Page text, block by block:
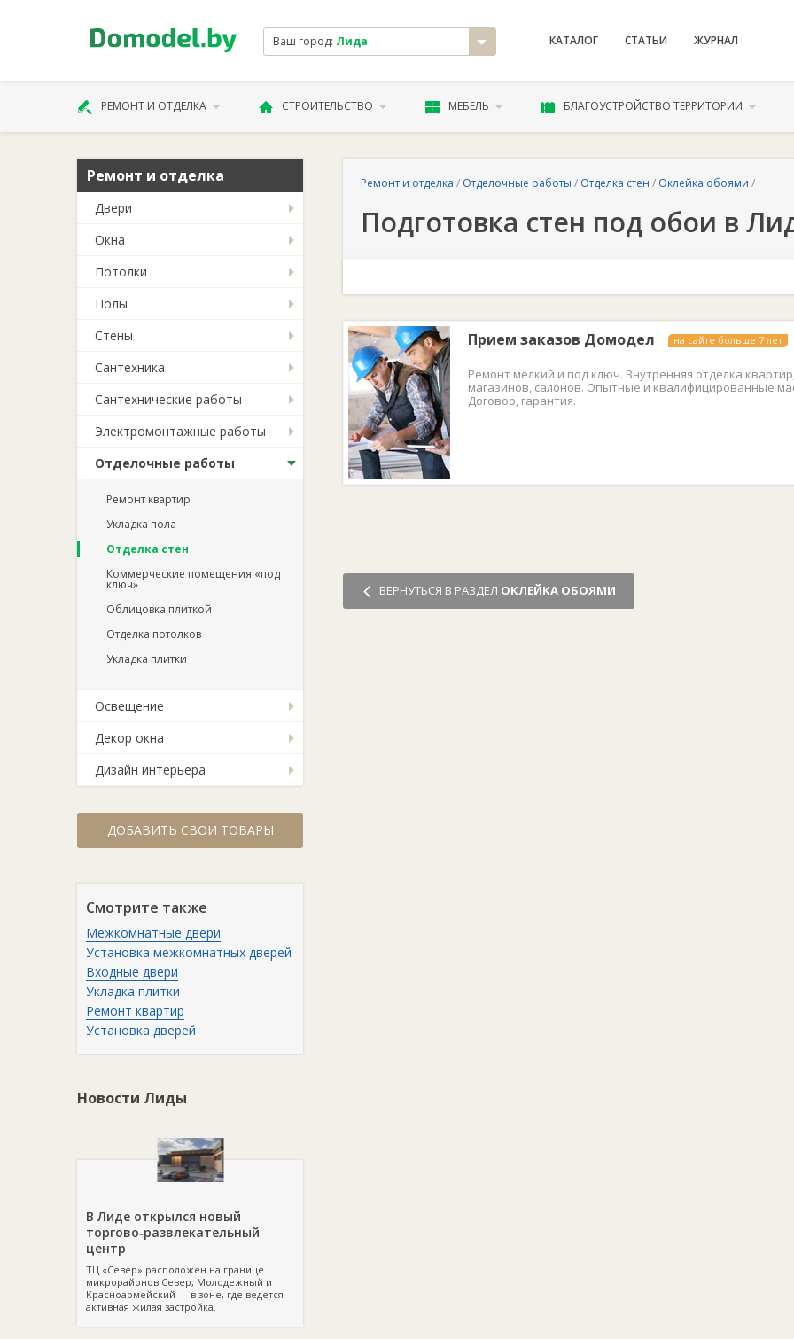
Ваш город: Лида КАТАЛОГ СТАТЬИ ЖУРНАЛ
РЕМОНТ И ОТДЕЛКА СТРОИТЕЛЬСТВО МЕБЕЛЬ БЛАГОУСТРОЙСТВО ТЕРРИТОРИИ
Ремонт и отделка
Двери
Окна
Потолки
Полы
Стены
Сантехника
Сантехнические работы
Электромонтажные работы
Отделочные работы
Ремонт квартир
Укладка пола
Отделка стен
Коммерческие помещения «под
ключ»
Облицовка плиткой
Отделка потолков
Укладка плитки
Освещение
Декор окна
Дизайн интерьера
ДОБАВИТЬ СВОИ ТОВАРЫ
Смотрите также
Межкомнатные двери
Установка межкомнатных дверей
Входные двери
Укладка плитки
Ремонт квартир
Установка дверей
Новости Лиды
В Лиде открылся новый
торгово‑развлекательный
центр
ТЦ «Север» расположен на границе
микрорайонов Север, Молодежный и
Красноармейский — в зоне, где ведется
активная жилая застройка.
Ремонт и отделка / Отделочные работы / Отделка стен / Оклейка обоями /
Подготовка стен под обои в
Прием заказов Домодел на сайте больше 7 лет
Ремонт мелкий и под ключ. Внутренняя отделка
магазинов, салонов. Опытные и квалифицированные
Договор, гарантия.
ВЕРНУТЬСЯ В РАЗДЕЛ ОКЛЕЙКА ОБОЯМИ